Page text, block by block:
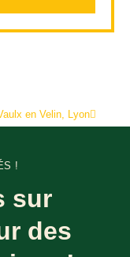
en Velin, Lyon
!
sur
des